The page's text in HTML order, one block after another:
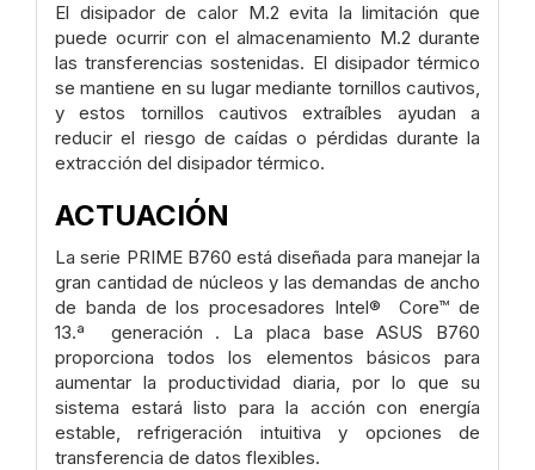
El disipador de calor M.2 evita la limitación que
puede ocurrir con el almacenamiento M.2 durante
las transferencias sostenidas. El disipador térmico
se mantiene en su lugar mediante tornillos cautivos,
y estos tornillos cautivos extraíbles ayudan a
reducir el riesgo de caídas o pérdidas durante la
extracción del disipador térmico.
ACTUACIÓN
La serie PRIME B760 está diseñada para manejar la
gran cantidad de núcleos y las demandas de ancho
de banda de los procesadores Intel® Core™ de
13.ª generación . La placa base ASUS B760
proporciona todos los elementos básicos para
aumentar la productividad diaria, por lo que su
sistema estará listo para la acción con energía
estable, refrigeración intuitiva y opciones de
transferencia de datos flexibles.